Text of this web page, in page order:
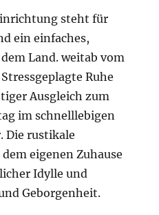
steht für
ein einfaches,
Land. weitab vom
Ruhe
Ausgleich zum
im schnelllebigen
Die rustikale
eigenen Zuhause
Idylle und
Geborgenheit.